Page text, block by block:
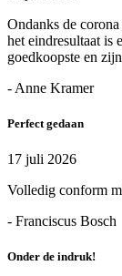
Ondanks de
het eindresultaat is
goedkoopste en
- Anne Kramer
Perfect gedaan
17 juli 2026
Volledig conform
- Franciscus Bosch
Onder de indruk!